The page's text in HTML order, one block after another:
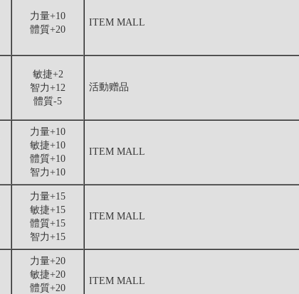
力量+10
體質+20
ITEM MALL
敏捷+2
智力+12
體質-5
活動赠品
力量+10
敏捷+10
體質+10
智力+10
ITEM MALL
力量+15
敏捷+15
體質+15
智力+15
ITEM MALL
力量+20
敏捷+20
體質+20
ITEM MALL